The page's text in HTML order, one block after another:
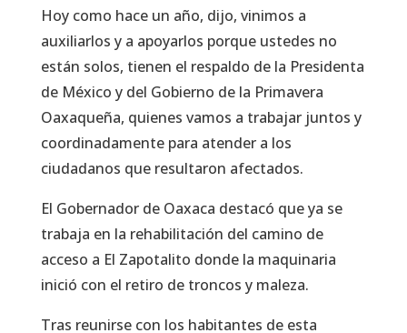
Hoy como hace un año, dijo, vinimos a
auxiliarlos y a apoyarlos porque ustedes no
están solos, tienen el respaldo de la Presidenta
de México y del Gobierno de la Primavera
Oaxaqueña, quienes vamos a trabajar juntos y
coordinadamente para atender a los
ciudadanos que resultaron afectados.
El Gobernador de Oaxaca destacó que ya se
trabaja en la rehabilitación del camino de
acceso a El Zapotalito donde la maquinaria
inició con el retiro de troncos y maleza.
Tras reunirse con los habitantes de esta